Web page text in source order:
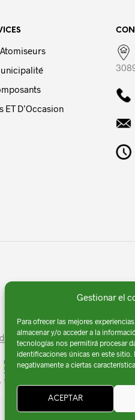
Gestionar el
Para ofrecer las mejores
almacenar y/o acceder a la
tecnologías nos permitirá procesar
identificaciones únicas en este
negativamente a ciertas
ACEPTAR
ET D’Occasion
Cookies|Aviso Legal| Diseño